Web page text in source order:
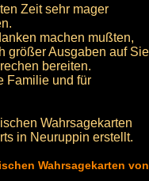
Zeit sehr mager
machen mußten,
größer Ausgaben auf Sie
bereiten.
Familie und für
Wahrsagekarten
in Neuruppin erstellt.
Wahrsagekarten von